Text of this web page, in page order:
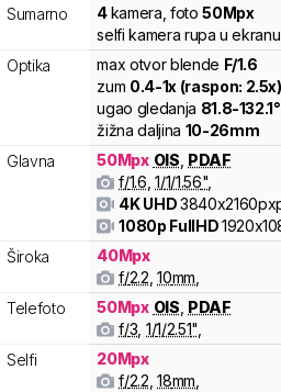
Sumarno 4kamera foto50Mpx
selfi kamera rupa u
Optika
max otvor blende F/1.6
zum 0.4-1x (raspon: 2.5x)
ugao gledanja 81.8-132.1°
žižna daljina 10-26mm
Glavna
50Mpx OIS PDAF
f/1.6 1/1/1.56"
4K UHD
1080p FullHD
Široka
40Mpx
f/2.2 10mm
Telefoto
50Mpx OIS PDAF
f/3 1/1/2.51"
Selfi
20Mpx
f/2.2 18mm